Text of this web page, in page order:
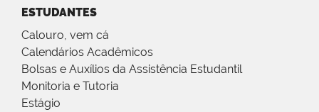
ESTUDANTES
Calouro, vem cá
Calendários Acadêmicos
Bolsas e Auxílios da Assistência Estudantil
Monitoria e Tutoria
Estágio